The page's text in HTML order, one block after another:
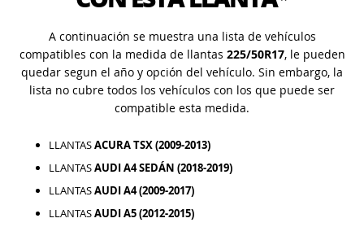
A continuación se muestra una lista de vehículos
compatibles con la medida de llantas 225/50R17, le pueden
quedar segun el año y opción del vehículo. Sin embargo, la
lista no cubre todos los vehículos con los que puede ser
compatible esta medida.
LLANTASACURA TSX (2009-2013)
LLANTASAUDI A4 SEDÁN (2018-2019)
LLANTASAUDI A4 (2009-2017)
LLANTASAUDI A5 (2012-2015)